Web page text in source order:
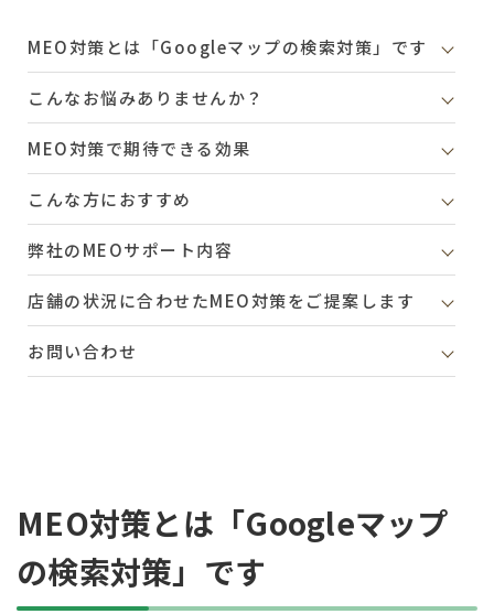
MEO対策とは「Googleマップの検索対策」です
こんなお悩みありませんか？
MEO対策で期待できる効果
こんな方におすすめ
弊社のMEOサポート内容
店舗の状況に合わせたMEO対策をご提案します
お問い合わせ
MEO対策とは「Googleマップ
の検索対策」です